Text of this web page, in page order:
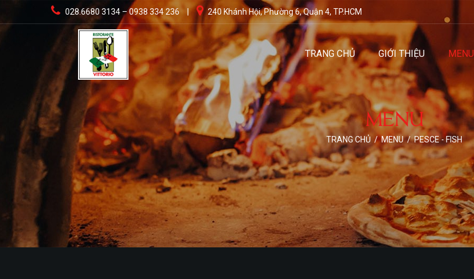
028.6680 3134 – 0938 334 236 | 240 Khánh Hội, Phường 6, Quận 4, TP.HCM
TRANG CHỦ GIỚI THIỆU MENU
MENU
TRANG CHỦ /MENU/PESCE - FISH